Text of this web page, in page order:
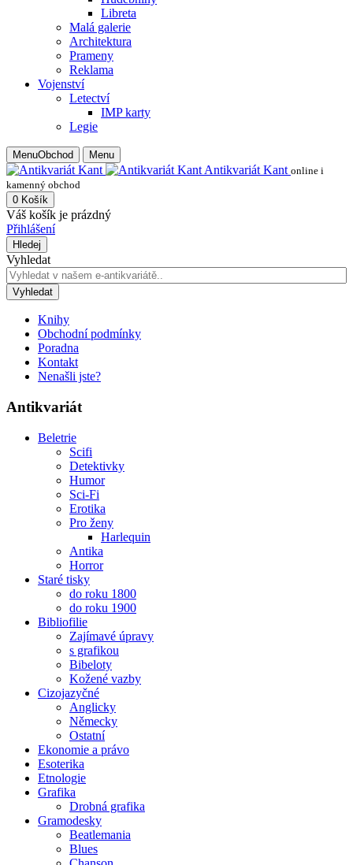
Libreta
Malá galerie
Architektura
Prameny
Reklama
Vojenství
Letectví
IMP karty
Legie
MenuObchod Menu
Antikvariát Kant online i
kamenný obchod
0 Košík
Váš košík je prázdný
Přihlášení
Hledej
Vyhledat
Vyhledat
Knihy
Obchodní podmínky
Poradna
Kontakt
Nenašli jste?
Antikvariát
Beletrie
Scifi
Detektivky
Humor
Sci-Fi
Erotika
Pro ženy
Harlequin
Antika
Horror
Staré tisky
do roku 1800
do roku 1900
Bibliofilie
Zajímavé úpravy
s grafikou
Bibeloty
Kožené vazby
Cizojazyčné
Anglicky
Německy
Ostatní
Ekonomie a právo
Esoterika
Etnologie
Grafika
Drobná grafika
Gramodesky
Beatlemania
Blues